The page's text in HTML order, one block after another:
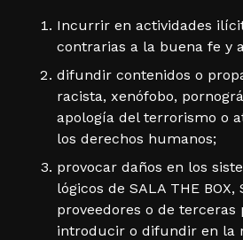
Incurrir en actividades
contrarias a la buena fe y
difundir contenidos o
racista, xenófobo,
apología del terrorismo o
los derechos humanos;
provocar daños en los
lógicos de SALA THE BOX,
proveedores o de terceras
introducir o difundir en la